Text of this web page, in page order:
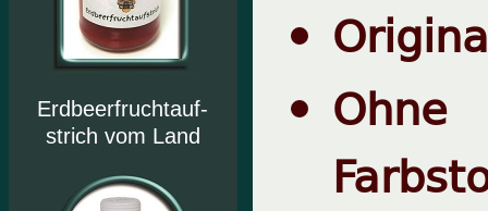
Erdbeerfruchtauf-
strich vom Land